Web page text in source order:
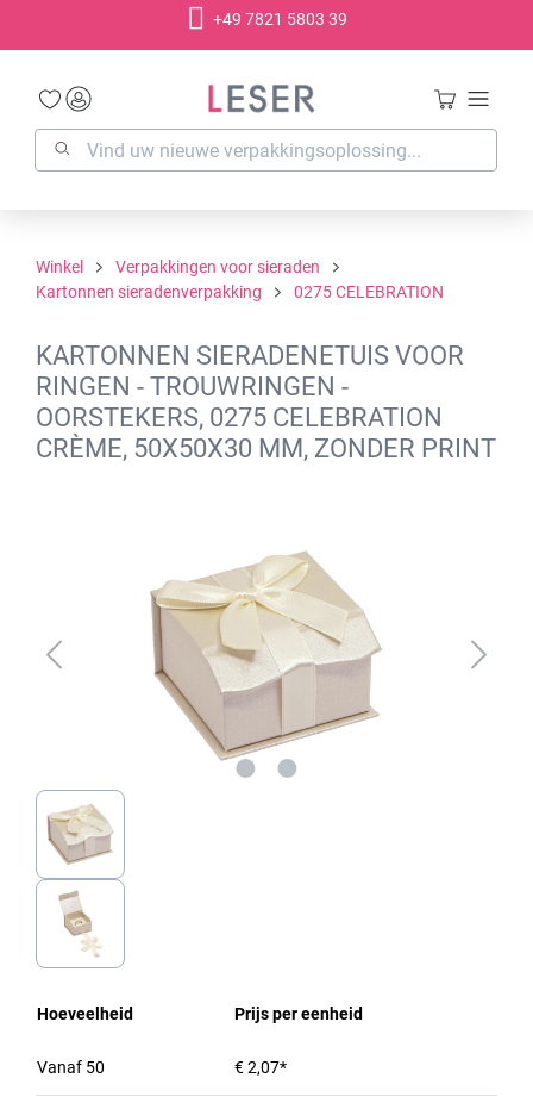
+49 7821 5803 39
Winkel
Verpakkingen voor sieraden
Kartonnen sieradenverpakking
0275 CELEBRATION
KARTONNEN SIERADENETUIS VOOR
RINGEN - TROUWRINGEN -
OORSTEKERS, 0275 CELEBRATION
CRÈME, 50X50X30 MM, ZONDER PRINT
Hoeveelheid Prijs per eenheid
Vanaf 50 € 2,07*